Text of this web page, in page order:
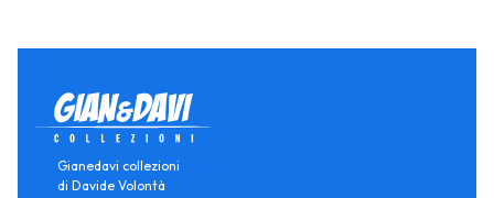
Gianedavi collezioni
di Davide Volontà